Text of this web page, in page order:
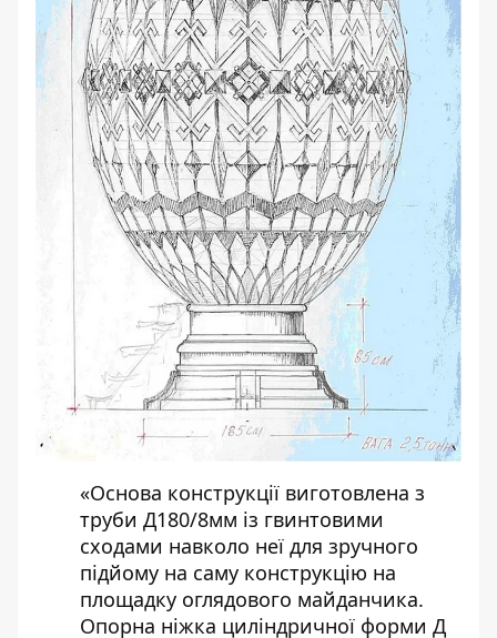
«Основа конструкції виготовлена з
труби Д180/8мм із гвинтовими
сходами навколо неї для зручного
підйому на саму конструкцію на
площадку оглядового майданчика.
Опорна ніжка циліндричної форми Д